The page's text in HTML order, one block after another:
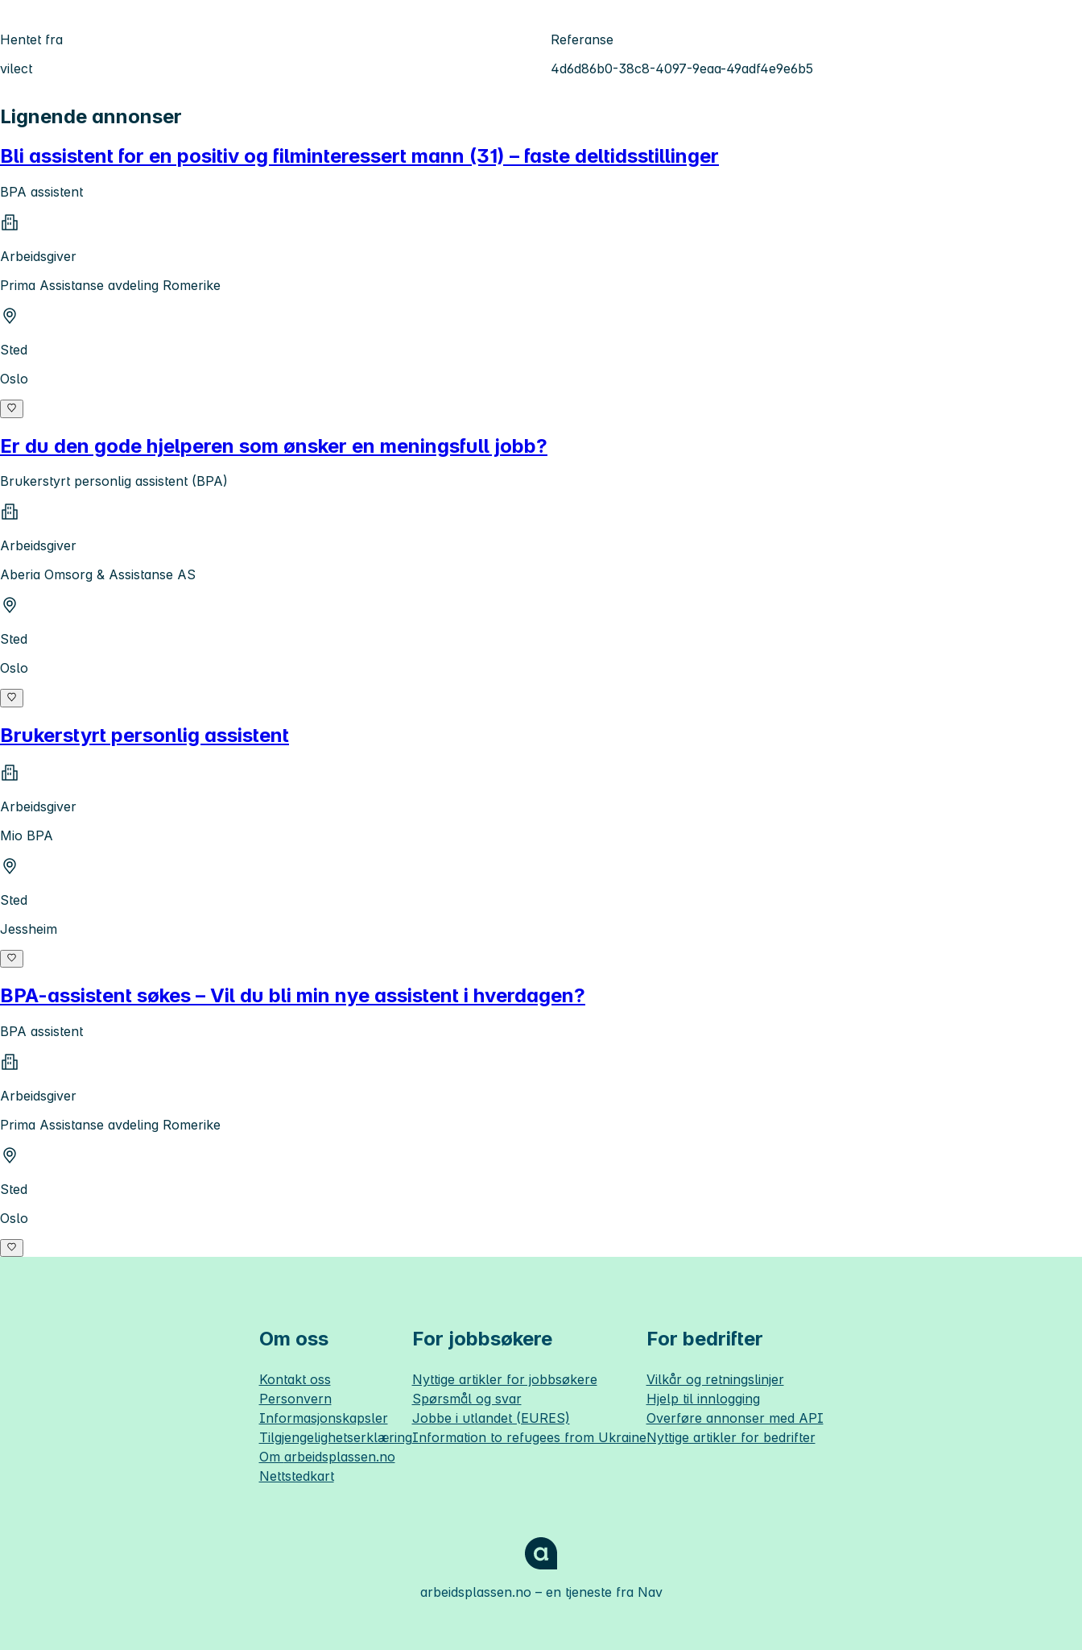
Hentet fra
vilect
Referanse
4d6d86b0-38c8-4097-9eaa-49adf4e9e6b5
Lignende annonser
Bli assistent for en positiv og filminteressert mann (31) – faste deltidsstillinger
BPA assistent
Arbeidsgiver
Prima Assistanse avdeling Romerike
Sted
Oslo
Er du den gode hjelperen som ønsker en meningsfull jobb?
Brukerstyrt personlig assistent (BPA)
Arbeidsgiver
Aberia Omsorg & Assistanse AS
Sted
Oslo
Brukerstyrt personlig assistent
Arbeidsgiver
Mio BPA
Sted
Jessheim
BPA-assistent søkes – Vil du bli min nye assistent i hverdagen?
BPA assistent
Arbeidsgiver
Prima Assistanse avdeling Romerike
Sted
Oslo
Om oss
Kontakt oss
Personvern
Informasjonskapsler
Tilgjengelighetserklæring
Om arbeidsplassen.no
Nettstedkart
For jobbsøkere
Nyttige artikler for jobbsøkere
Spørsmål og svar
Jobbe i utlandet (EURES)
Information to refugees from Ukraine
For bedrifter
Vilkår og retningslinjer
Hjelp til innlogging
Overføre annonser med API
Nyttige artikler for bedrifter
arbeidsplassen.no – en tjeneste fra Nav